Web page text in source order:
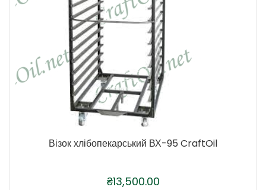
Візок хлібопекарський ВХ-95 CraftOil
₴13,500.00